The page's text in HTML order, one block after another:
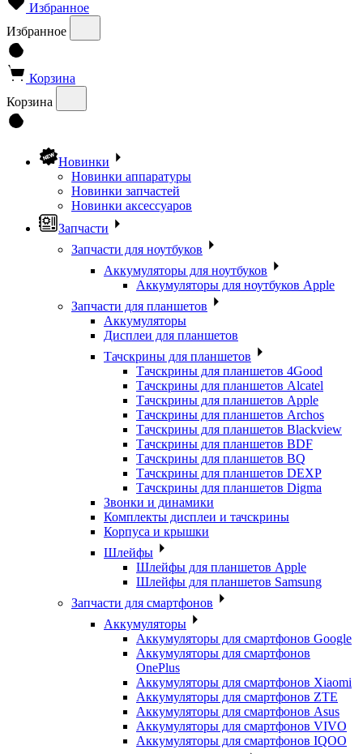
Избранное
Избранное
Корзина
Корзина
Новинки
Новинки аппаратуры
Новинки запчастей
Новинки аксессуаров
Запчасти
Запчасти для ноутбуков
Аккумуляторы для ноутбуков
Аккумуляторы для ноутбуков Apple
Запчасти для планшетов
Аккумуляторы
Дисплеи для планшетов
Тачскрины для планшетов
Тачскрины для планшетов 4Good
Тачскрины для планшетов Alcatel
Тачскрины для планшетов Apple
Тачскрины для планшетов Archos
Тачскрины для планшетов Blackview
Тачскрины для планшетов BDF
Тачскрины для планшетов BQ
Тачскрины для планшетов DEXP
Тачскрины для планшетов Digma
Звонки и динамики
Комплекты дисплеи и тачскрины
Корпуса и крышки
Шлейфы
Шлейфы для планшетов Apple
Шлейфы для планшетов Samsung
Запчасти для смартфонов
Аккумуляторы
Аккумуляторы для смартфонов Google
Аккумуляторы для смартфонов
OnePlus
Аккумуляторы для смартфонов Xiaomi
Аккумуляторы для смартфонов ZTE
Аккумуляторы для cмартфонов Asus
Аккумуляторы для смартфонов VIVO
Аккумуляторы для смартфонов IQOO